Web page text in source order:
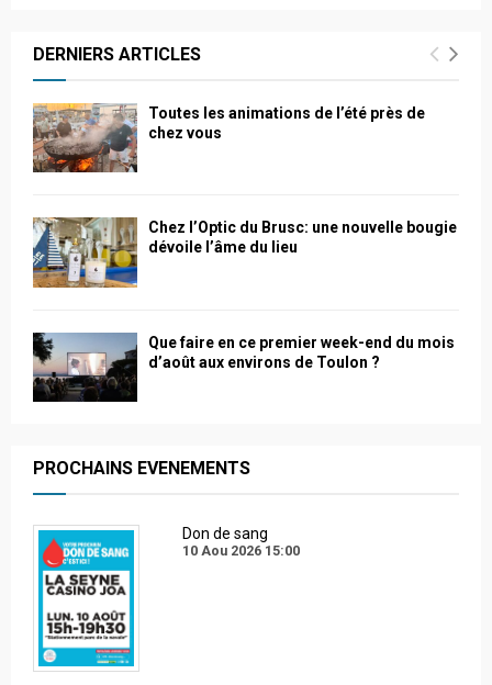
DERNIERS ARTICLES
Toutes les animations de l’été près de
chez vous
Chez l’Optic du Brusc: une nouvelle bougie
dévoile l’âme du lieu
Que faire en ce premier week-end du mois
d’août aux environs de Toulon ?
PROCHAINS EVENEMENTS
Don de sang
10 Aou 2026 15:00